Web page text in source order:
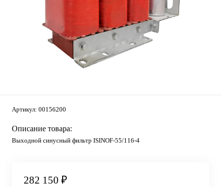
Артикул: 00156200
Описание товара:
Выходной синусный фильтр ISINOF-55/116-4
282 150 ₽